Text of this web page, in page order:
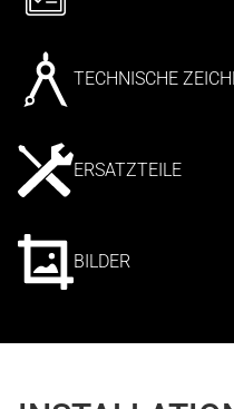
TECHNISCHE
ERSATZTEILE
BILDER